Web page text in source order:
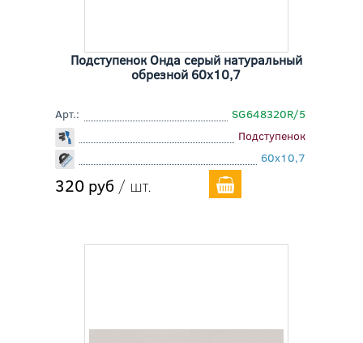
Подступенок Онда серый натуральный
обрезной 60x10,7
Арт.:
SG648320R/5
Подступенок
60x10,7
320 руб / шт.